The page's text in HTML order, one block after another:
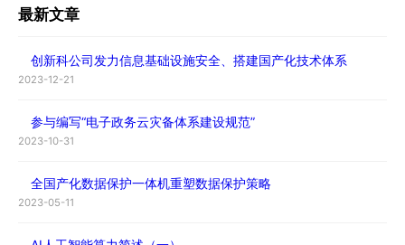
最新文章
创新科公司发力信息基础设施安全、搭建国产化技术体系
2023-12-21
参与编写“电子政务云灾备体系建设规范”
2023-10-31
全国产化数据保护一体机重塑数据保护策略
2023-05-11